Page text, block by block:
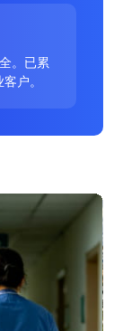
。已累
户。